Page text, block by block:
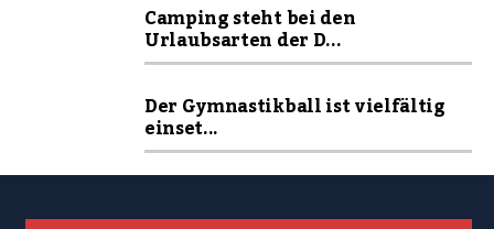
Camping steht bei den
Urlaubsarten der D...
Der Gymnastikball ist vielfältig
einset...